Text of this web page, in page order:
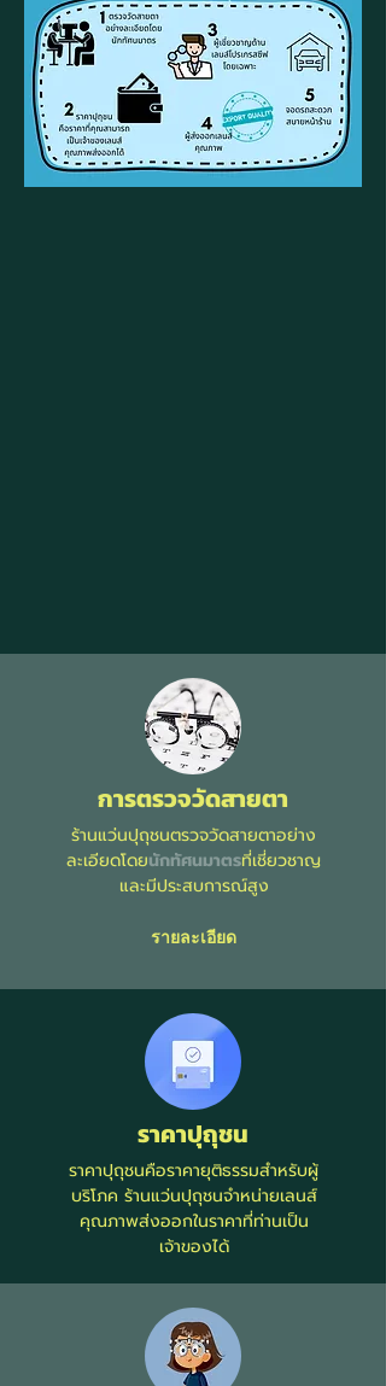
การตรวจวัดสายตา
ร้านแว่นปุถุชนตรวจวัดสายตาอย่าง
ละเอียดโดยนักทัศนมาตรที่เชี่ยวชาญ
และมีประสบการณ์สูง
รายละเอียด
ราคาปุถุชน
ราคาปุถุชนคือราคายุติธรรมสำหรับผู้
บริโภค ร้านแว่นปุถุชนจำหน่ายเลนส์
คุณภาพส่งออกในราคาที่ท่านเป็น
เจ้าของได้